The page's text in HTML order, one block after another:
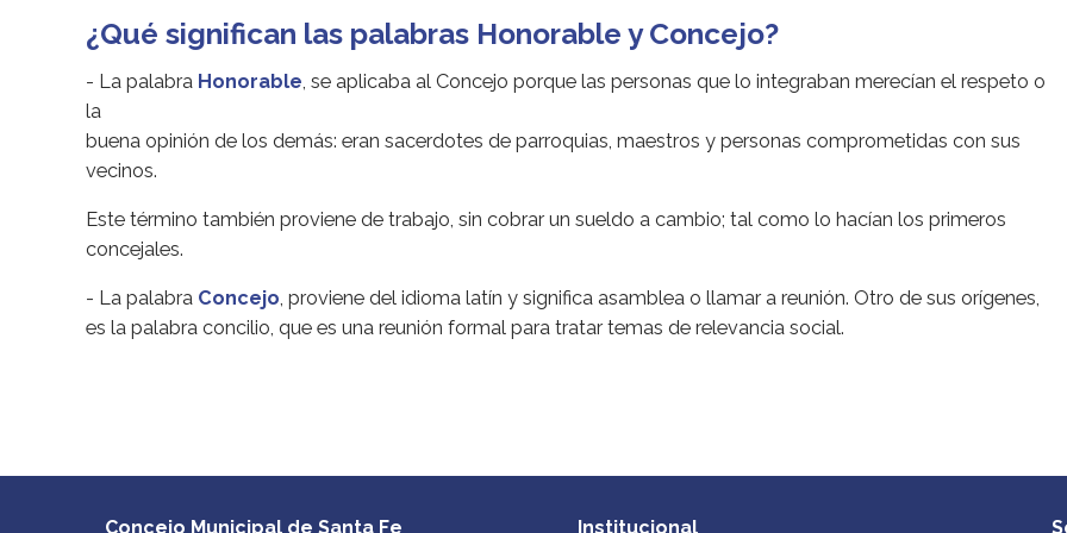
¿Qué significan las palabras Honorable y Concejo?
- La palabra Honorable, se aplicaba al Concejo porque las personas que lo integraban merecían el respeto o
la
buena opinión de los demás: eran sacerdotes de parroquias, maestros y personas comprometidas con sus
vecinos.
Este término también proviene de trabajo, sin cobrar un sueldo a cambio; tal como lo hacían los primeros
concejales.
- La palabra Concejo, proviene del idioma latín y significa asamblea o llamar a reunión. Otro de sus orígenes,
es la palabra concilio, que es una reunión formal para tratar temas de relevancia social.
Concejo Municipal de Santa Fe Institucional